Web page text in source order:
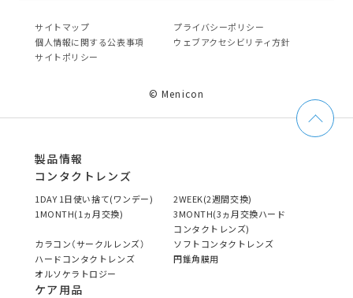
サイトマップ
プライバシーポリシー
個⼈情報に関する公表事項
ウェブアクセシビリティ方針
サイトポリシー
© Menicon
製品情報
コンタクトレンズ
1DAY 1日使い捨て(ワンデー)
2WEEK(2週間交換)
1MONTH(1ヵ月交換)
3MONTH(3ヵ月交換ハード
コンタクトレンズ)
カラコン（サークルレンズ）
ソフトコンタクトレンズ
ハードコンタクトレンズ
円錐角膜用
オルソケラトロジー
ケア用品